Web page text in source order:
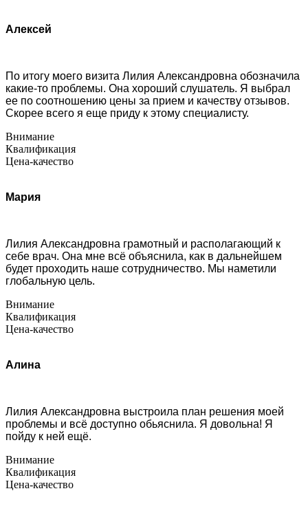
Алексей
По итогу моего визита Лилия Александровна обозначила
какие-то проблемы. Она хороший слушатель. Я выбрал
ее по соотношению цены за прием и качеству отзывов.
Скорее всего я еще приду к этому специалисту.
Внимание
Квалификация
Цена-качество
Мария
Лилия Александровна грамотный и располагающий к
себе врач. Она мне всё объяснила, как в дальнейшем
будет проходить наше сотрудничество. Мы наметили
глобальную цель.
Внимание
Квалификация
Цена-качество
Алина
Лилия Александровна выстроила план решения моей
проблемы и всё доступно обьяснила. Я довольна! Я
пойду к ней ещё.
Внимание
Квалификация
Цена-качество